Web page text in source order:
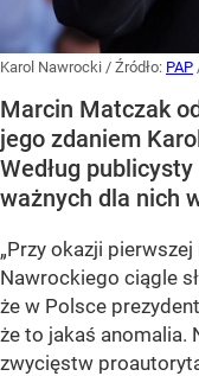
Karol Nawrocki / Źródło: PAP
Marcin Matczak
jego zdaniem
Według
ważnych dla nich
„Przy okazji
Nawrockiego ciągle
że w Polsce
że to jakaś anomalia.
zwycięstw